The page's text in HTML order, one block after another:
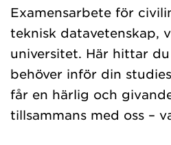
Examensarbete för
teknisk datavetenskap,
universitet. Här hittar
behöver inför din
får en härlig och
tillsammans med oss –